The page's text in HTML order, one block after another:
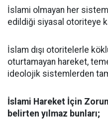
İslami olmayan her
edildiği siyasal otoriteye
İslam dışı otoritelerle
oturtamayan hareket,
ideolojik sistemlerden
İslami Hareket İçin
belirten yılmaz bunları;